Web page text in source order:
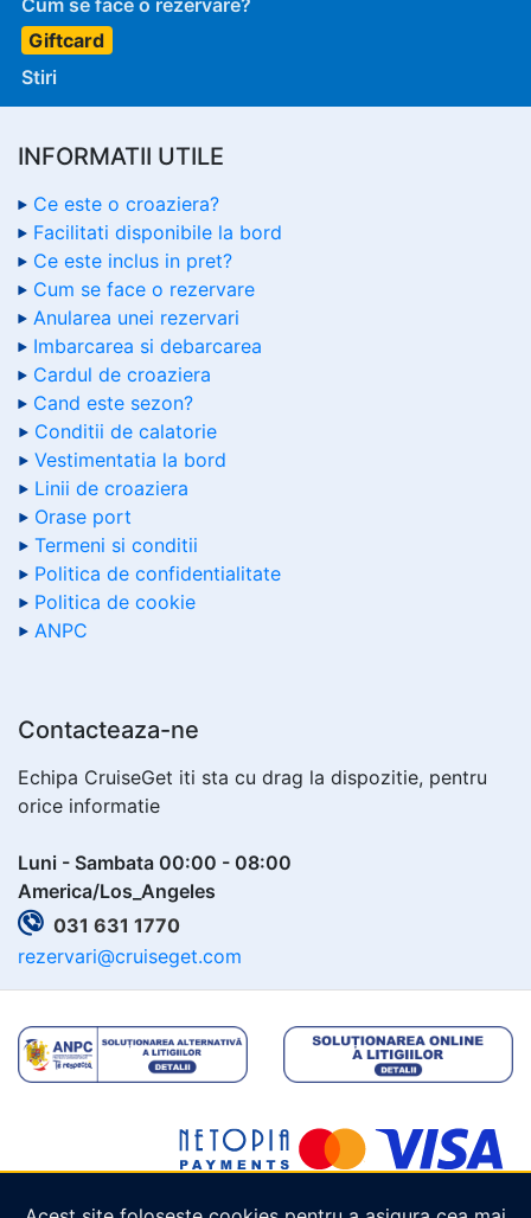
Giftcard
Stiri
INFORMATII UTILE
Ce este o croaziera?
Facilitati disponibile la bord
Ce este inclus in pret?
Cum se face o rezervare
Anularea unei rezervari
Imbarcarea si debarcarea
Cardul de croaziera
Cand este sezon?
Conditii de calatorie
Vestimentatia la bord
Linii de croaziera
Orase port
Termeni si conditii
Politica de confidentialitate
Politica de cookie
ANPC
Contacteaza-ne
Echipa CruiseGet iti sta cu drag la dispozitie, pentru
orice informatie
Luni - Sambata 00:00 - 08:00
America/Los_Angeles
031 631 1770
rezervari@cruiseget.com